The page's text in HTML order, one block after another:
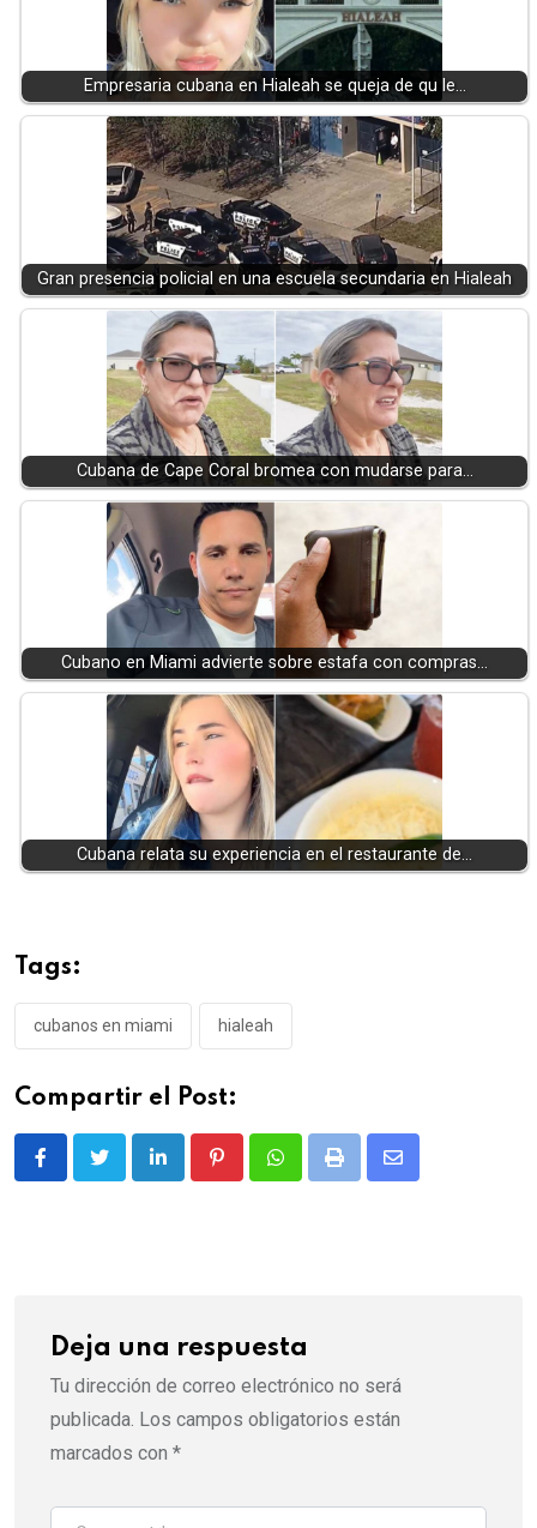
Empresaria cubana en Hialeah se queja de qu le…
Gran presencia policial en una escuela secundaria en Hialeah
Cubana de Cape Coral bromea con mudarse para…
Cubano en Miami advierte sobre estafa con compras…
Cubana relata su experiencia en el restaurante de…
Tags:
cubanos en miami hialeah
Compartir el Post:
LinkedIn PinterestWhatsappPrint
Share
Deja una respuesta
Tu dirección de correo electrónico no será
publicada. Los campos obligatorios están
marcados con *